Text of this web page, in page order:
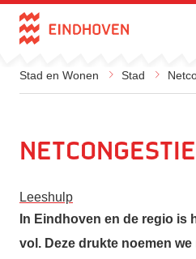
Direct naar de inhoud
Stad en Wonen Stad
Netcongestie
Leeshulp
In Eindhoven en de regio is
vol. Deze drukte noemen